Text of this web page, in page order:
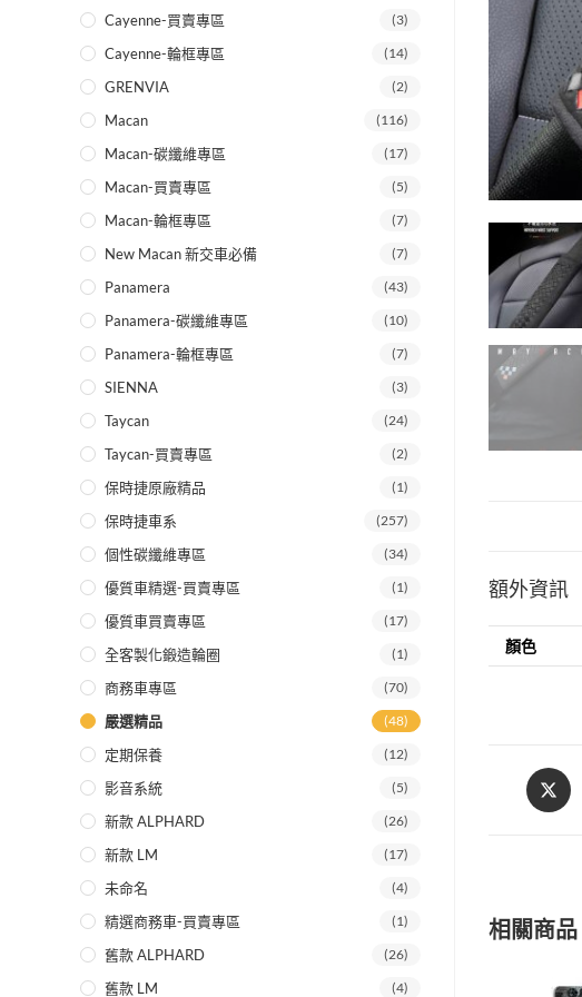
額外資訊
顏色
Opens
in
相關商品
Cayenne-買賣專區 (3)
Cayenne-輪框專區 (14)
GRENVIA (2)
Macan (116)
Macan-碳纖維專區 (17)
Macan-買賣專區 (5)
Macan-輪框專區 (7)
New Macan 新交車必備 (7)
Panamera (43)
Panamera-碳纖維專區 (10)
Panamera-輪框專區 (7)
SIENNA (3)
Taycan (24)
Taycan-買賣專區 (2)
保時捷原廠精品 (1)
保時捷車系 (257)
個性碳纖維專區 (34)
優質車精選-買賣專區 (1)
優質車買賣專區 (17)
全客製化鍛造輪圈 (1)
商務車專區 (70)
嚴選精品 (48)
定期保養 (12)
影音系統 (5)
新款 ALPHARD (26)
新款 LM (17)
未命名 (4)
精選商務車-買賣專區 (1)
舊款 ALPHARD (26)
舊款 LM (4)